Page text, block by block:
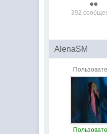
392
AlenaSM